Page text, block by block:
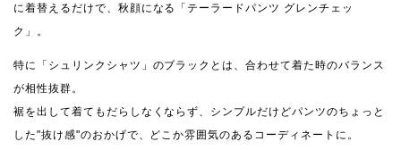
に着替えるだけで、秋顔になる「テーラードパンツ グレンチェッ
ク」。
特に「シュリンクシャツ」のブラックとは、合わせて着た時のバランス
が相性抜群。
裾を出して着てもだらしなくならず、シンプルだけどパンツのちょっと
した"抜け感"のおかげで、どこか雰囲気のあるコーディネートに。